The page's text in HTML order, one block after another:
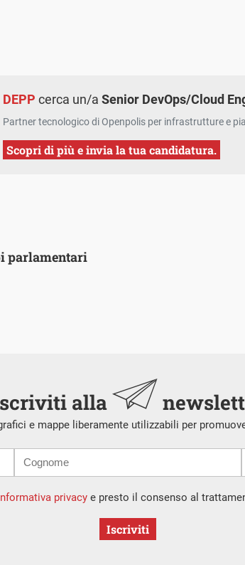
DEPP cerca un/aSenior DevOps/Cloud
Partner tecnologico di Openpolis per infrastrutture e
Scopri di più e invia la tua candidatura.
parlamentari
alla
e mappe liberamente utilizzabili per
privacye presto il consenso al
Iscriviti